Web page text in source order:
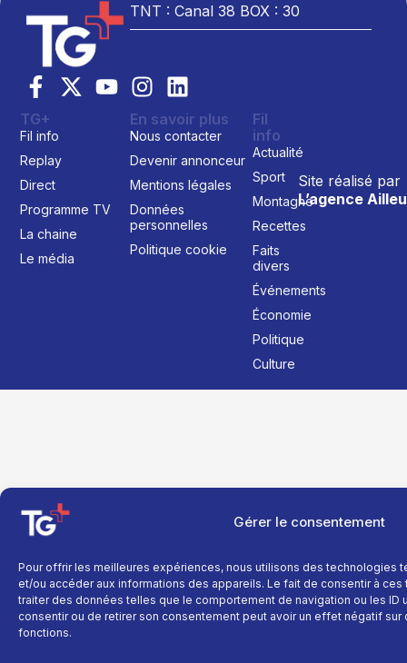
Gérer le consentement
Pour offrir les meilleures expériences, nous utilisons des technologies
et/ou accéder aux informations des appareils. Le fait de consentir à
traiter des données telles que le comportement de navigation ou les ID
consentir ou de retirer son consentement peut avoir un effet négatif
fonctions.
TNT : Canal 38 BOX : 30
Site réalisé par
L’agence
TG+
Fil info
Replay
Direct
Programme TV
La chaine
Le média
En savoir plus
Nous contacter
Devenir annonceur
Mentions légales
Données
personnelles
Politique cookie
Fil
info
Actualité
Sport
Montagne
Recettes
Faits
divers
Événements
Économie
Politique
Culture